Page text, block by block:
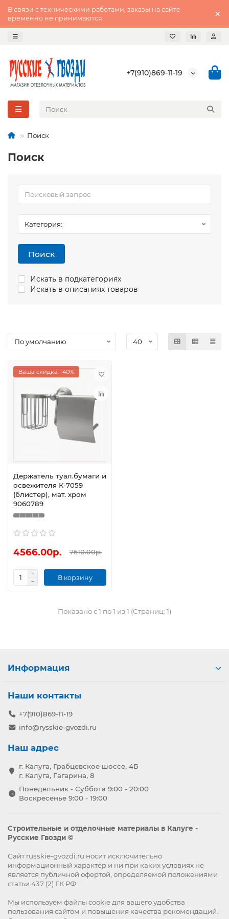
В связи с техническими работами, заказы на сайте
временно не принимаются
+7(910)869-11-19
Поиск
Поиск
Поиск
Искать в подкатегориях
Искать в описаниях товаров
Ваша скидка: -40%
Держатель туал.бумаги и
освежителя К-7059
(блистер), мат. хром
9060789
4566.00р. 7610.00р.
В корзину
Показано с 1 по 1 из 1 (Страниц: 1)
Информация
Наши контакты
+7(910)869-11-19
info@rysskie-gvozdi.ru
Наш адрес
г. Калуга, Грабцевское шоссе, 4Б
г. Калуга, Гагарина, 8
Понедельник - Суббота 9:00 - 20:00
Воскресенье 9:00 - 19:00
Строительные и отделочные материалы в Калуге -
Русские Гвозди ©
Сайт russkie-gvozdi.ru носит исключительно
информационный характер и ни при каких условиях не
является публичной офертой, определяемой положениями
статьи 437 (2) ГК РФ
Мы используем файлы cookieдля вашего удобства
пользования сайтом и повышения качества рекомендаций.